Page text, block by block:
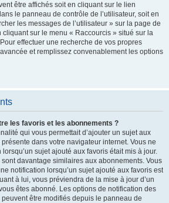
être affichés soit en cliquant sur le lien
le panneau de contrôle de l’utilisateur, soit en
les messages de l’utilisateur » sur la page de
sur le menu « Raccourcis » situé sur la
effectuer une recherche de vos propres
et remplissez convenablement les options
les favoris et les abonnements ?
qui vous permettait d’ajouter un sujet aux
dans votre navigateur internet. Vous ne
sujet ajouté aux favoris était mis à jour.
davantage similaires aux abonnements. Vous
notification lorsqu’un sujet ajouté aux favoris est
à lui, vous préviendra de la mise à jour d’un
êtes abonné. Les options de notification des
être modifiés depuis le panneau de